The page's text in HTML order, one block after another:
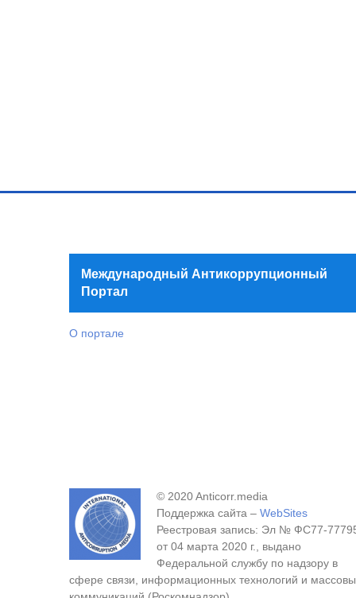
Международный Антикоррупционный
Портал
О портале
© 2020 Anticorr.media
Поддержка сайта – WebSites
Реестровая запись: Эл № ФС77-
от 04 марта 2020 г., выдано
Федеральной службу по надзору в
сфере связи, информационных технологий и